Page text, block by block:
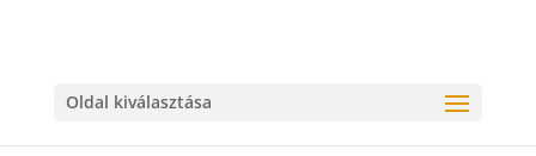
Oldal kiválasztása